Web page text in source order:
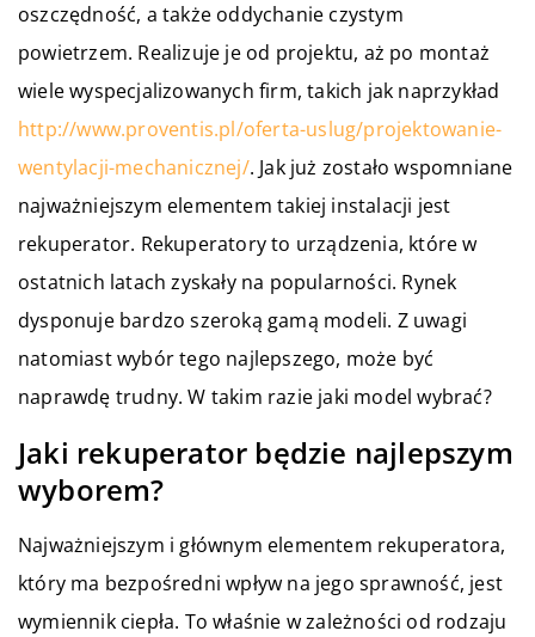
oszczędność, a także oddychanie czystym
powietrzem. Realizuje je od projektu, aż po montaż
wiele wyspecjalizowanych firm, takich jak naprzykład
http://www.proventis.pl/oferta-uslug/projektowanie-
wentylacji-mechanicznej/. Jak już zostało wspomniane
najważniejszym elementem takiej instalacji jest
rekuperator. Rekuperatory to urządzenia, które w
ostatnich latach zyskały na popularności. Rynek
dysponuje bardzo szeroką gamą modeli. Z uwagi
natomiast wybór tego najlepszego, może być
naprawdę trudny. W takim razie jaki model wybrać?
Jaki rekuperator będzie najlepszym
wyborem?
Najważniejszym i głównym elementem rekuperatora,
który ma bezpośredni wpływ na jego sprawność, jest
wymiennik ciepła. To właśnie w zależności od rodzaju